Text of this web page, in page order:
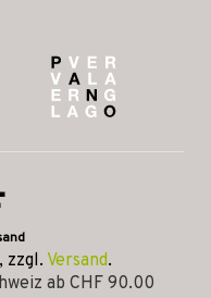
zzgl. Versand.
ab CHF 90.00